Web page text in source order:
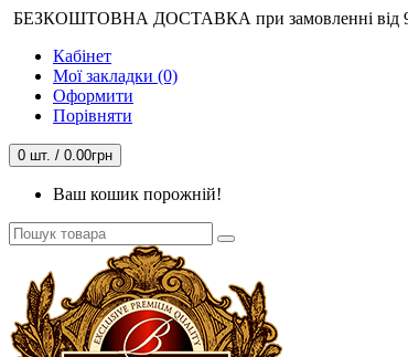
БЕЗКОШТОВНА ДОСТАВКА при замовленні від
Кабінет
Мої закладки (0)
Оформити
Порівняти
0 шт. / 0.00грн
Ваш кошик порожній!